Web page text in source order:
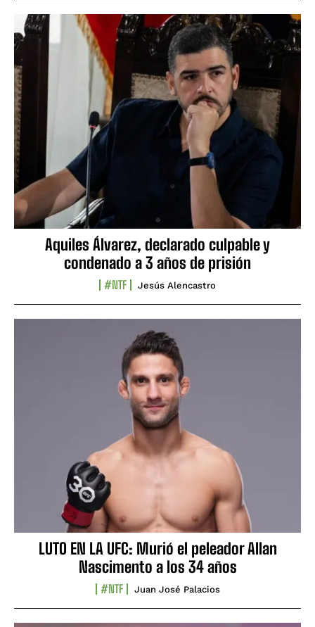
Aquiles Álvarez, declarado culpable y
condenado a 3 años de prisión
#NTF Jesús Alencastro
LUTO EN LA UFC: Murió el peleador Allan
Nascimento a los 34 años
#NTF Juan José Palacios